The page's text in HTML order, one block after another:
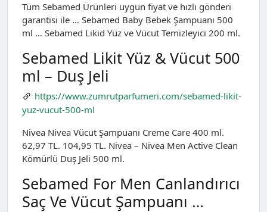
Tüm Sebamed Ürünleri uygun fiyat ve hızlı gönderi
garantisi ile … Sebamed Baby Bebek Şampuanı 500
ml … Sebamed Likid Yüz ve Vücut Temizleyici 200 ml.
Sebamed Likit Yüz & Vücut 500
ml – Duş Jeli
https://www.zumrutparfumeri.com/sebamed-likit-
yuz-vucut-500-ml
Nivea Nivea Vücut Şampuanı Creme Care 400 ml.
62,97 TL. 104,95 TL. Nivea – Nivea Men Active Clean
Kömürlü Duş Jeli 500 ml.
Sebamed For Men Canlandırıcı
Saç Ve Vücut Şampuanı …